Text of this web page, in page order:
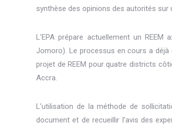
synthèse des opinions des autorités sur
L’EPA prépare actuellement un
Jomoro). Le processus en cours a
projet de REEM pour quatre districts
Accra.
L’utilisation de la méthode de
document et de recueillir l’avis des